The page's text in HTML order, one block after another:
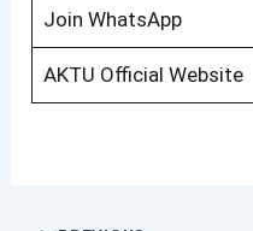
Join WhatsApp
AKTU Official Website